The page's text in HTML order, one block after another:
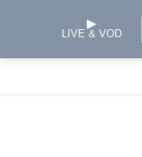
LIVE & VOD